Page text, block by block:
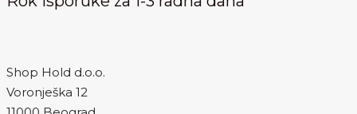
Shop Hold d.o.o.
Voronješka 12